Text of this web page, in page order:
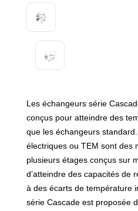
Les échangeurs série
conçus pour atteindre des
que les échangeurs
électriques ou TEM sont des
plusieurs étages conçus sur
d’atteindre des capacités de
à des écarts de température
série Cascade est proposée